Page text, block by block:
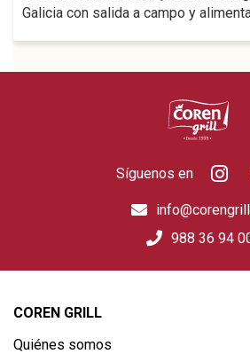
Galicia con salida a campo y
Síguenos en
988 36 94
COREN GRILL
Quiénes somos